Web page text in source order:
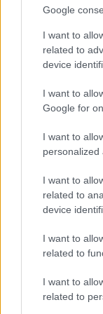
Google
I want to
related to
device
I want to
Google for
I want to
personalized
I want to
related to
device
I want to
related to
I want to
related to
(sokszor)
internetet
ez miért
van, hogy ha
gondolsz,
médiáról
egyes
A másik
beszélsz,
MOND a nép
ezt már
valóban csak
bőségesen
amilyenre